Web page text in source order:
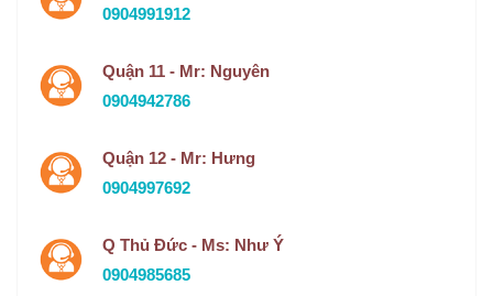
0904991912
Quận 11 - Mr: Nguyên
0904942786
Quận 12 - Mr: Hưng
0904997692
Q Thủ Đức - Ms: Như Ý
0904985685